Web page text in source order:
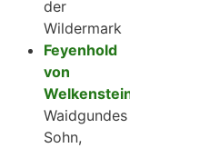
der
Wildermark
Feyenhold
von
Welkenstein
Waidgundes
Sohn,